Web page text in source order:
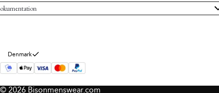
Bisoninformation
Denmark
© 2026 Bisonmenswear.com